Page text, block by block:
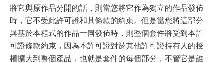
將它與原作品分開的話，則當您將它作為獨立的作品發佈
時，它不受此許可證和其條款的約束。但是當您將這部分
與基於本程式的作品一同發佈時，則整個套件將受到本許
可證條款約束，因為本許可證對於其他許可證持有人的授
權擴大到整個產品，也就是套件的每個部分，不管它是誰